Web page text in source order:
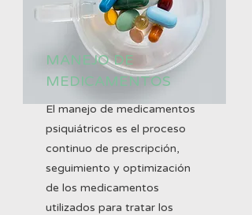
MANEJO DE
MEDICAMENTOS
El manejo de medicamentos
psiquiátricos es el proceso
continuo de prescripción,
seguimiento y optimización
de los medicamentos
utilizados para tratar los